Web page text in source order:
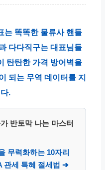
는 똑똑한 물류사 핸들
다다직구는 대표님들
탄탄한 가격 방어벽을
되는 무역 데이터를 지
.
반토막 나는 마스터
무력화하는 10자리
관세 특혜 절세법 ➔